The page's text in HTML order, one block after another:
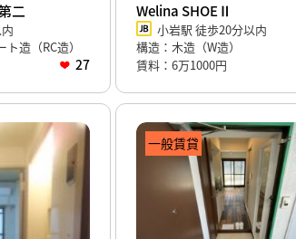
二
造（RC造）
27
Welina SHOEⅡ
小岩駅 徒歩20分以内
構造：木造（W造）
賃料：6万1000円
一般賃貸